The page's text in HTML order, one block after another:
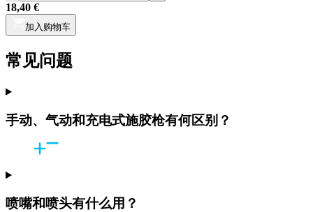
18,40 €
加入购物车
常见问题
手动、气动和充电式施胶枪有何区别？
喷嘴和喷头有什么用？